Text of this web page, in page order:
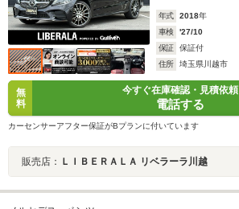
年式 2018年
車検
'27/10
保証
保証付
住所
埼玉県川越市
無
料
今すぐ在庫確認・見積依頼
電話する
カーセンサーアフター保証がBプランに付いています
販売店： ＬＩＢＥＲＡＬＡ リベラーラ川越